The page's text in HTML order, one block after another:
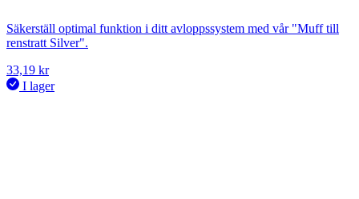
Säkerställ optimal funktion i ditt avloppssystem med vår "Muff till
renstratt Silver".
33,19 kr
I lager